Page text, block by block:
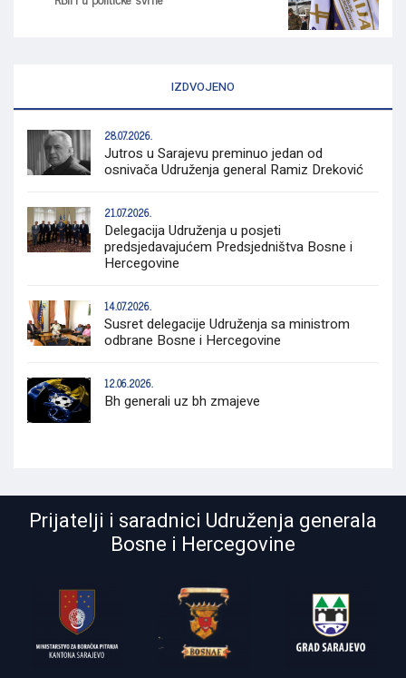
IZDVOJENO
28.07.2026.
Jutros u Sarajevu preminuo jedan od
osnivača Udruženja general Ramiz Dreković
21.07.2026.
Delegacija Udruženja u posjeti
predsjedavajućem Predsjedništva Bosne i
Hercegovine
14.07.2026.
Susret delegacije Udruženja sa ministrom
odbrane Bosne i Hercegovine
12.06.2026.
Bh generali uz bh zmajeve
Prijatelji i saradnici Udruženja generala
Bosne i Hercegovine